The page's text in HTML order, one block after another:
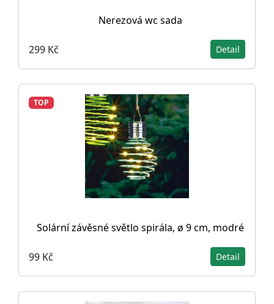
Nerezová wc sada
299 Kč Detail
TOP
Solární závěsné světlo spirála, ø 9 cm, modré
99 Kč Detail